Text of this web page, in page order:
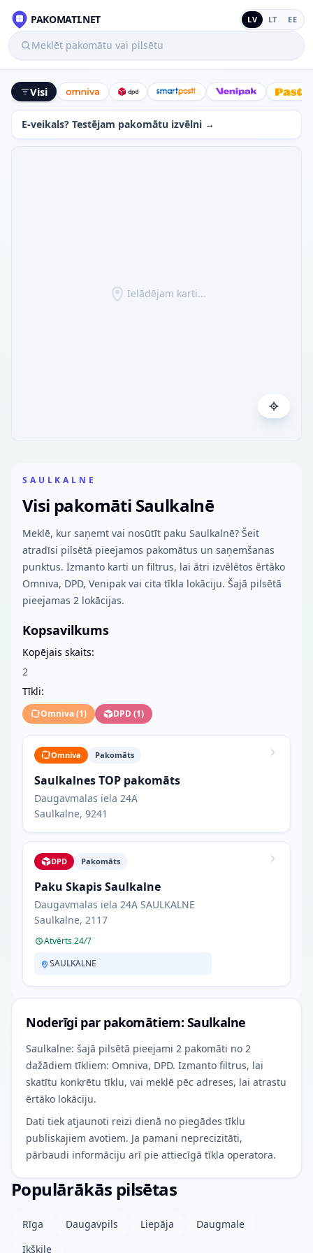
PAKOMATI.NET LV LT EE
Meklēt pakomātu vai pilsētu
Visi Omniva DPD SmartPostiVenipak
E-veikals? Testējam pakomātu izvēlni →
Ielādējam karti...
SAULKALNE
Visi pakomāti Saulkalnē
Meklē, kur saņemt vai nosūtīt paku Saulkalnē? Šeit
atradīsi pilsētā pieejamos pakomātus un saņemšanas
punktus. Izmanto karti un filtrus, lai ātri izvēlētos ērtāko
Omniva, DPD, Venipak vai cita tīkla lokāciju. Šajā pilsētā
pieejamas 2 lokācijas.
Kopsavilkums
Kopējais skaits:
2
Tīkli:
Omniva(1) DPD(1)
Omniva Pakomāts
Saulkalnes TOP pakomāts
Daugavmalas iela 24A
Saulkalne, 9241
DPD Pakomāts
Paku Skapis Saulkalne
Daugavmalas iela 24A SAULKALNE
Saulkalne, 2117
Atvērts 24/7
SAULKALNE
Noderīgi par pakomātiem: Saulkalne
Saulkalne: šajā pilsētā pieejami 2 pakomāti no 2
dažādiem tīkliem: Omniva, DPD. Izmanto filtrus, lai
skatītu konkrētu tīklu, vai meklē pēc adreses, lai atrastu
ērtāko lokāciju.
Dati tiek atjaunoti reizi dienā no piegādes tīklu
publiskajiem avotiem. Ja pamani neprecizitāti,
pārbaudi informāciju arī pie attiecīgā tīkla operatora.
Populārākās pilsētas
Rīga Daugavpils Liepāja
Daugmale
Ikšķile